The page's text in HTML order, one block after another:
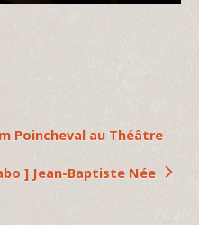
Poincheval au Théâtre
] Jean-Baptiste Née